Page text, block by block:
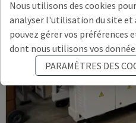
Nous utilisons des cookies
analyser l'utilisation du site et
pouvez gérer vos préférences
dont nous utilisons vos
PARAMÈTRES DES